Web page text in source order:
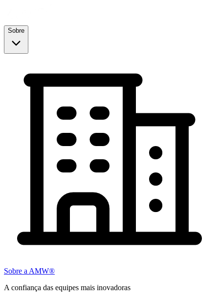
Sobre
Sobre a AMW®
A confiança das equipes mais inovadoras